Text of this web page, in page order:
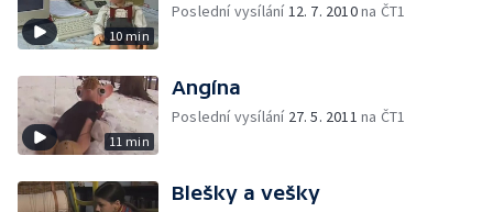
10 min
Poslední vysílání12. 7. 2010na ČT1
11 min
Angína
Poslední vysílání 27. 5. 2011 na ČT1
Blešky a vešky